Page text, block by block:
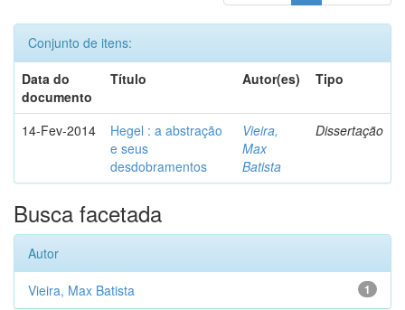
Conjunto de itens:
Data do
documento
Título Autor(es) Tipo
14-Fev-2014
Hegel : a abstração
e seus
desdobramentos
Vieira,
Max
Batista
Dissertação
Busca facetada
Autor
1
Vieira, Max Batista